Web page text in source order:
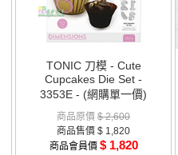
TONIC 刀模 - Cute
Cupcakes Die Set -
3353E - (網購單一價)
商品原價 $ 2,600
商品售價 $ 1,820
商品會員價 $ 1,820